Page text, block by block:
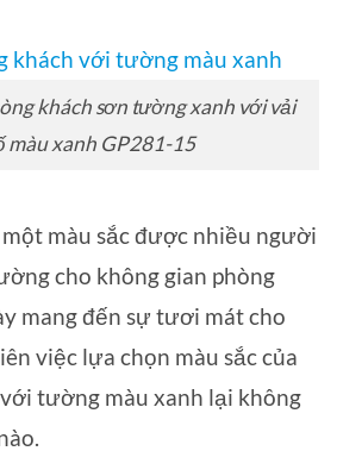
khách sơn tường xanh với vải
màu xanh GP281-15
màu sắc được nhiều người
cho không gian phòng
mang đến sự tươi mát cho
việc lựa chọn màu sắc của
tường màu xanh lại không